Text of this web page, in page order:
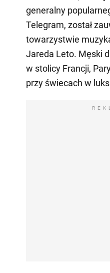
generalny
Telegram, został
towarzystwie
Jareda Leto. Męski
w stolicy Francji,
przy świecach w